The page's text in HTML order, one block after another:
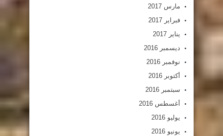
مارس 2017
فبراير 2017
يناير 2017
ديسمبر 2016
نوفمبر 2016
أكتوبر 2016
سبتمبر 2016
أغسطس 2016
يوليو 2016
يونيو 2016